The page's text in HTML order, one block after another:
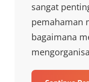
sangat
pemahaman
bagaimana